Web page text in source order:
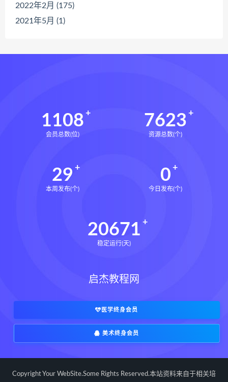
2022年2月 (175)
2021年5月 (1)
1108
会员总数(位)
7623
资源总数(个)
29
本周发布(个)
0
今日发布(个)
20671
稳定运行(天)
启杰教程网
医学终身会员
美术终身会员
Copyright Your WebSite.Some Rights Reserved.本站资料来自于相关培